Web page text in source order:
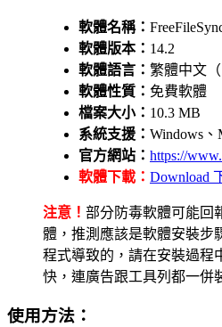
軟體名稱：
軟體版本： 14.2
軟體語言： 繁體中文（
軟體性質： 免費軟體
檔案大小： 10.3 MB
系統支援： Windows、
官方網站： https://
軟體下載： Download
注意！ 部分防毒軟體可能回
體，推測應該是軟體安裝步
程式導致的，請在安裝過程
快，連廣告跟工具列都一併
使用方法：